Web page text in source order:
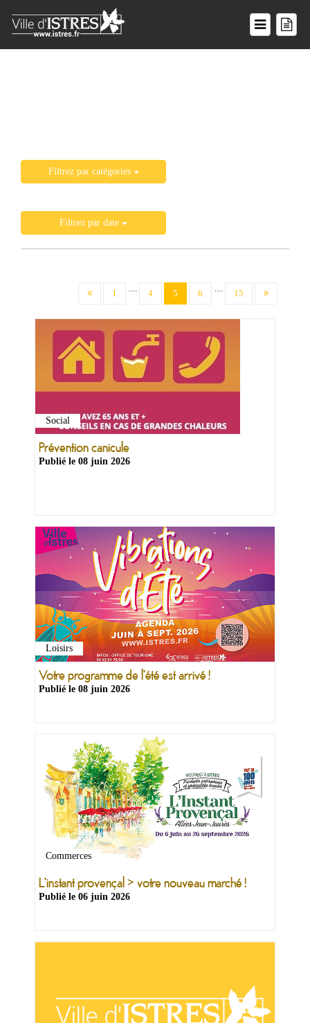
Ma
mairie
Ma
ville
Culture
&
Loisirs
|
Tourisme
Billetterie
Infos
Travaux/Voirie
Circulation
Filtrez par catégories
Filtrez par date
1 .... 4 5 (current)
6 .... 15
Social
Prévention canicule
Publié le 08 juin 2026
Loisirs
Votre programme de l'été est arrivé !
Publié le 08 juin 2026
Commerces
L'instant provençal > votre nouveau marché !
Publié le 06 juin 2026